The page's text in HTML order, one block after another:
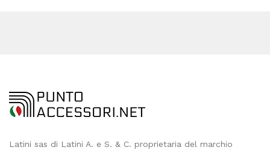
Latini sas di Latini A. e S. & C. proprietaria del marchio